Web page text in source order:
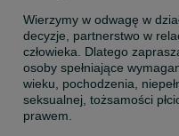
Wierzymy w odwagę w
decyzje, partnerstwo w
człowieka. Dlatego
osoby spełniające
wieku, pochodzenia,
seksualnej, tożsamości
prawem.